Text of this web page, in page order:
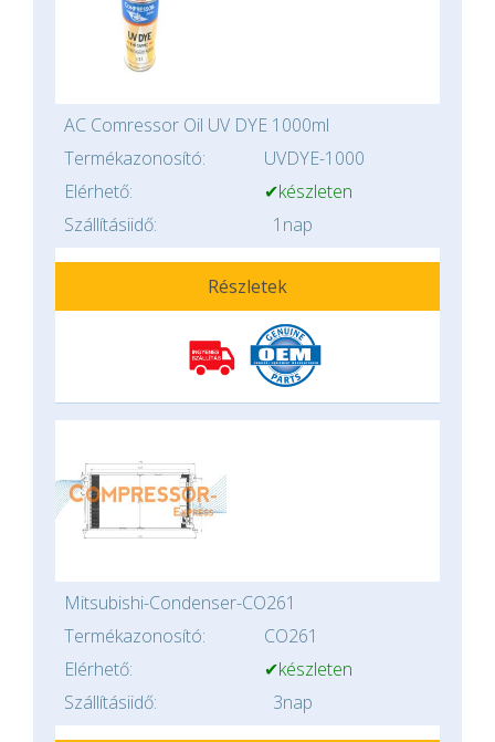
AC Comressor Oil UV DYE 1000ml
Termékazonosító:
UVDYE-1000
Elérhető:
✔készleten
Szállításiidő:
1nap
Részletek
Mitsubishi-Condenser-CO261
Termékazonosító:
CO261
Elérhető:
✔készleten
Szállításiidő:
3nap